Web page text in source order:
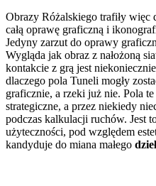
Obrazy Różalskiego trafiły więc
całą oprawę graficzną i
Jedyny zarzut do oprawy
Wygląda jak obraz z nałożoną
kontakcie z grą jest
dlaczego pola Tuneli mogły
graficznie, a rzeki już nie. Pola
strategiczne, a przez niekiedy
podczas kalkulacji ruchów. Jest
użyteczności, pod względem
kandyduje do miana małego